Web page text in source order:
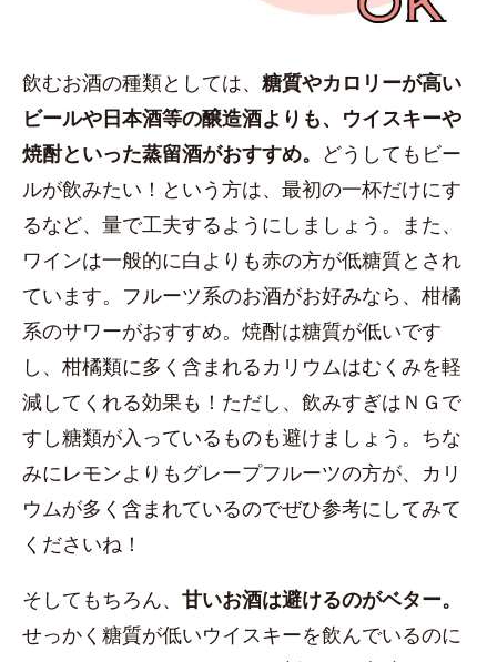
飲むお酒の種類としては、 糖質やカロリーが高い
ビールや日本酒等の醸造酒よりも、ウイスキーや
焼酎といった蒸留酒がおすすめ。 どうしてもビー
ルが飲みたい！という方は、最初の一杯だけにす
るなど、量で工夫するようにしましょう。また、
ワインは一般的に白よりも赤の方が低糖質とされ
ています。フルーツ系のお酒がお好みなら、柑橘
系のサワーがおすすめ。焼酎は糖質が低いです
し、柑橘類に多く含まれるカリウムはむくみを軽
減してくれる効果も！ただし、飲みすぎはＮＧで
すし糖類が入っているものも避けましょう。ちな
みにレモンよりもグレープフルーツの方が、カリ
ウムが多く含まれているのでぜひ参考にしてみて
くださいね！
そしてもちろん、 甘いお酒は避けるのがベター。
せっかく糖質が低いウイスキーを飲んでいるのに